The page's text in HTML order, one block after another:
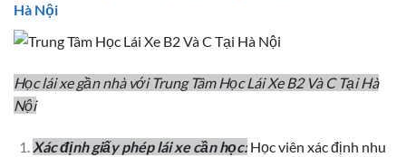
Hà Nội
Học lái xe gần nhà với Trung Tâm Học Lái Xe B2 Và C Tại Hà
Nội
Xác định giấy phép lái xe cần học:Học viên xác định nhu